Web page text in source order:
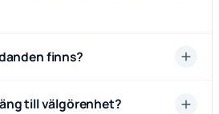
finns?
till välgörenhet?